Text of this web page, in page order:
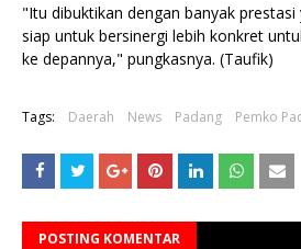
"Itu dibuktikan dengan banyak prestasi
siap untuk bersinergi lebih konkret
ke depannya," pungkasnya. (Taufik)
Tags: Daerah News Padang Pemko
POSTING KOMENTAR